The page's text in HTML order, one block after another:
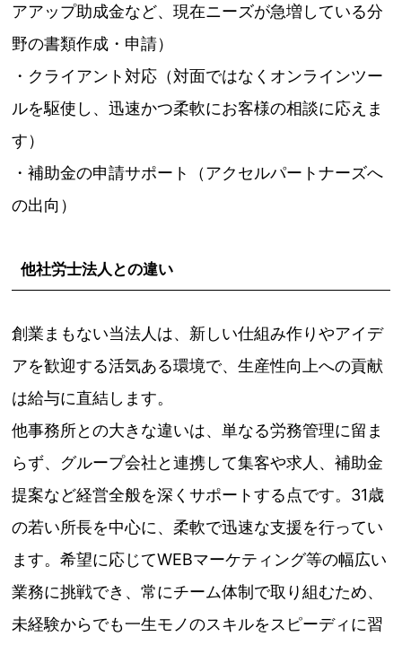
アアップ助成金など、現在ニーズが急増している分
野の書類作成・申請）
・クライアント対応（対面ではなくオンラインツー
ルを駆使し、迅速かつ柔軟にお客様の相談に応えま
す）
・補助金の申請サポート（アクセルパートナーズへ
の出向）
他社労士法人との違い
創業まもない当法人は、新しい仕組み作りやアイデ
アを歓迎する活気ある環境で、生産性向上への貢献
は給与に直結します。
他事務所との大きな違いは、単なる労務管理に留ま
らず、グループ会社と連携して集客や求人、補助金
提案など経営全般を深くサポートする点です。31歳
の若い所長を中心に、柔軟で迅速な支援を行ってい
ます。希望に応じてWEBマーケティング等の幅広い
業務に挑戦でき、常にチーム体制で取り組むため、
未経験からでも一生モノのスキルをスピーディに習